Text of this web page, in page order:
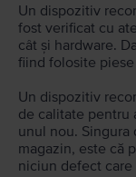
Un dispozitiv
fost verificat cu
cât și hardware.
fiind folosite
Un dispozitiv
de calitate pentru
unul nou.
magazin, este că
niciun defect